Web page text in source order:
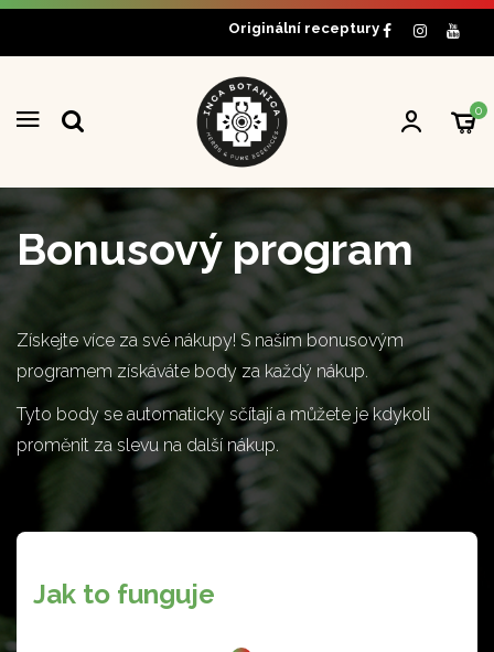
Originální receptury
0
Bonusový program
Získejte více za své nákupy! S naším bonusovým
programem získáváte body za každý nákup.
Tyto body se automaticky sčítají a můžete je kdykoli
proměnit za slevu na další nákup.
Jak to funguje